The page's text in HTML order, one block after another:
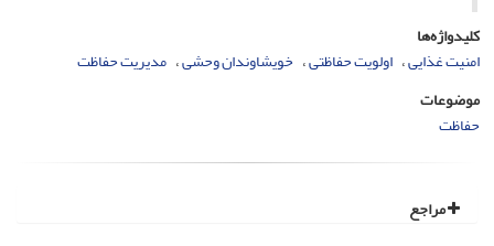
کلیدواژه‌ها
امنیت غذایی اولویت حفاظتی خویشاوندان وحشی مدیریت حفاظت
موضوعات
حفاظت
مراجع